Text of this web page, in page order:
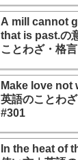
A mill cannot
that is past.の
ことわざ・格
Make love not
英語のことわ
#301
In the heat of